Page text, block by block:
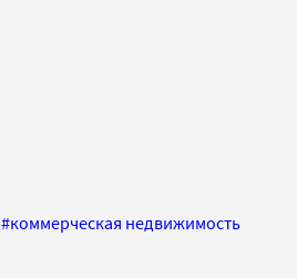
#коммерческая недвижимость